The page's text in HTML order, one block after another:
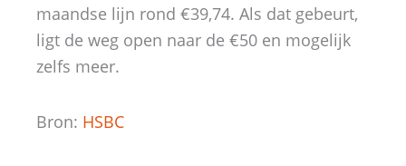
maandse lijn rond €39,74. Als dat gebeurt,
ligt de weg open naar de €50 en mogelijk
zelfs meer.
Bron: HSBC